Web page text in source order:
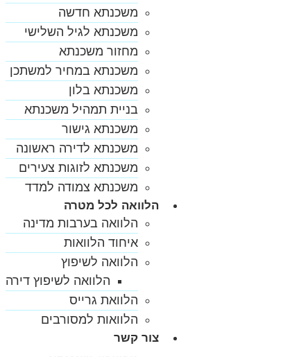
משכנתא חדשה
משכנתא לגיל השלישי
מחזור משכנתא
משכנתא במחיר למשתכן
משכנתא בלון
בניית תמהיל משכנתא
משכנתא גישור
משכנתא לדירה ראשונה
משכנתא לזוגות צעירים
משכנתא צמודה למדד
הלוואה לכל מטרה
הלוואה בערבות מדינה
איחוד הלוואות
הלוואה לשיפוץ
הלוואה לשיפוץ דירה
הלוואת גרייס
הלוואות למסורבים
צור קשר